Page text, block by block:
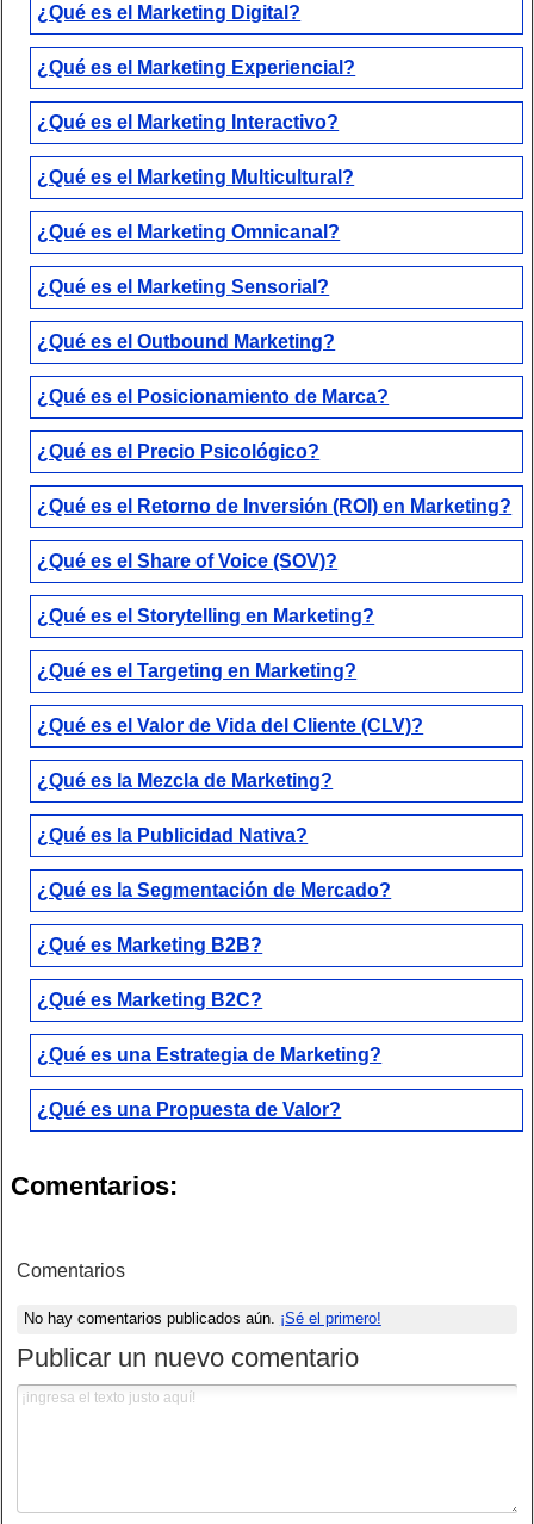
¿Qué es el Marketing Digital?
¿Qué es el Marketing Experiencial?
¿Qué es el Marketing Interactivo?
¿Qué es el Marketing Multicultural?
¿Qué es el Marketing Omnicanal?
¿Qué es el Marketing Sensorial?
¿Qué es el Outbound Marketing?
¿Qué es el Posicionamiento de Marca?
¿Qué es el Precio Psicológico?
¿Qué es el Retorno de Inversión (ROI) en Marketing?
¿Qué es el Share of Voice (SOV)?
¿Qué es el Storytelling en Marketing?
¿Qué es el Targeting en Marketing?
¿Qué es el Valor de Vida del Cliente (CLV)?
¿Qué es la Mezcla de Marketing?
¿Qué es la Publicidad Nativa?
¿Qué es la Segmentación de Mercado?
¿Qué es Marketing B2B?
¿Qué es Marketing B2C?
¿Qué es una Estrategia de Marketing?
¿Qué es una Propuesta de Valor?
Comentarios:
Comentarios
No hay comentarios publicados aún. ¡Sé el primero!
Publicar un nuevo comentario